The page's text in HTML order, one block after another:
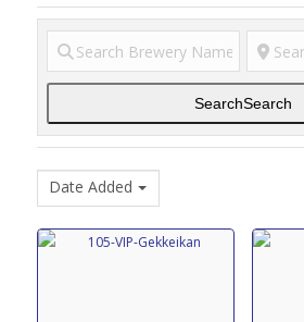
SearchSearch
Date Added